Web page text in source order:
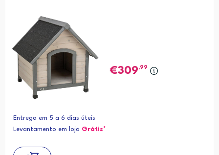
309,99
Entrega em 5 a 6 dias úteis
Levantamento em loja Grátis*